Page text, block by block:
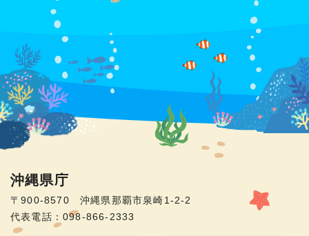
沖縄県庁
〒900-8570 沖縄県那覇市泉崎1-2-2
代表電話：098-866-2333